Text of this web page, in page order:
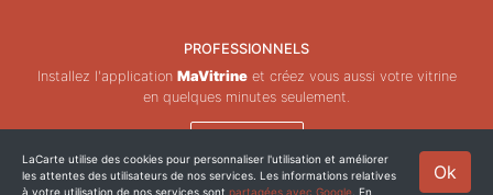
PROFESSIONNELS
Installez l'application MaVitrineet créez vous aussi votre vitrine
en quelques minutes seulement.
En savoir plus
Copyright © ZeMAP 2026 - Tous droits réservés. Ok
LaCarte utilise des cookies pour personnaliser l'utilisation et améliorer
les attentes des utilisateurs de nos services. Les informations relatives
à votre utilisation de nos services sont partagées avec Google . En